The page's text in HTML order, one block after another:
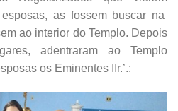
as fossem buscar na
ao interior do Templo. Depois
adentraram ao Templo
os Eminentes IIr.’.: